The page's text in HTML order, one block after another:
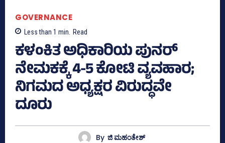
GOVERNANCE
Less than 1 min. Read
ಕಳಂಕಿತ ಅಧಿಕಾರಿಯ ಪುನರ್‌
ನೇಮಕಕ್ಕೆ 4-5 ಕೋಟಿ ವ್ಯವಹಾರ;
ನಿಗಮದ ಅಧ್ಯಕ್ಷರ ವಿರುದ್ಧವೇ
ದೂರು
By ಜಿ ಮಹಂತೇಶ್